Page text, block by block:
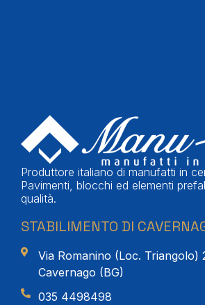
Produttore italiano di manufatti in
Pavimenti, blocchi ed elementi
qualità.
STABILIMENTO DI
Via Romanino (Loc. Triangolo)
Cavernago (BG)
035 4498498